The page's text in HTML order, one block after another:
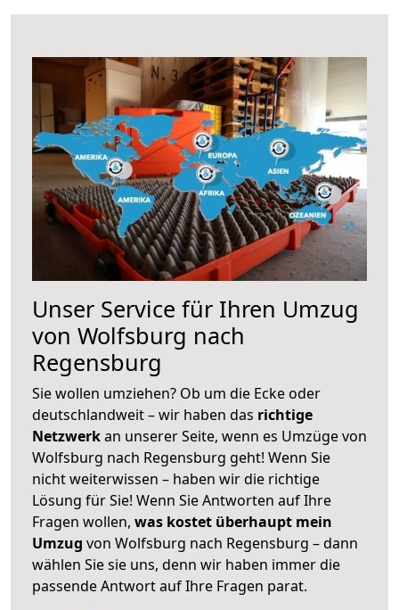
Unser Service für Ihren Umzug
von Wolfsburg nach
Regensburg
Sie wollen umziehen? Ob um die Ecke oder
deutschlandweit – wir haben das richtige
Netzwerkan unserer Seite, wenn es Umzüge von
Wolfsburg nach Regensburg geht! Wenn Sie
nicht weiterwissen – haben wir die richtige
Lösung für Sie! Wenn Sie Antworten auf Ihre
Fragen wollen, was kostet überhaupt mein
Umzug von Wolfsburg nach Regensburg – dann
wählen Sie sie uns, denn wir haben immer die
passende Antwort auf Ihre Fragen parat.